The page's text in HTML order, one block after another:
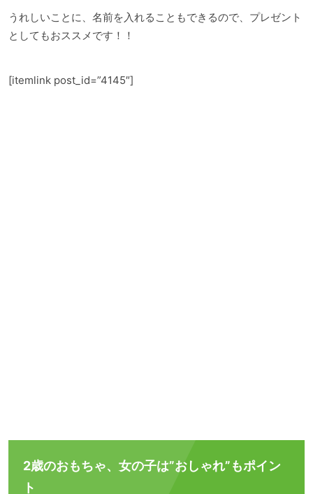
うれしいことに、名前を入れることもできるので、プレゼント
としてもおススメです！！
[itemlink post_id=”4145″]
2歳のおもちゃ、女の子は”おしゃれ”もポイン
ト